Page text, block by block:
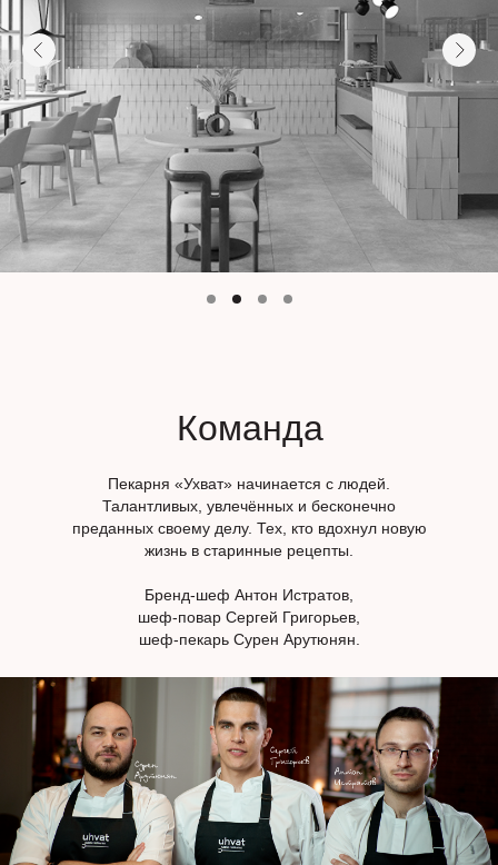
Бренд-шеф Антон Истратов,
шеф-повар Сергей Григорьев,
шеф-пекарь Сурен Арутюнян.
Команда
Пекарня «Ухват» начинается с людей.
Талантливых, увлечённых и бесконечно
преданных своему делу. Тех, кто вдохнул новую
жизнь в старинные рецепты.